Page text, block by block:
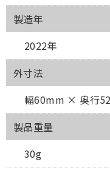
製造年
2022年
外寸法
幅60mm × 奥行
製品重量
30g